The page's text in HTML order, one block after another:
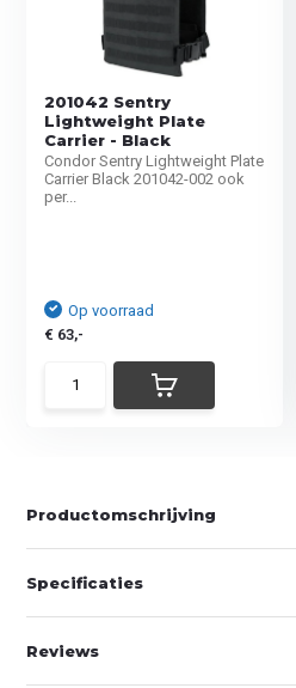
201042 Sentry
Lightweight Plate
Carrier - Black
Condor Sentry Lightweight Plate
Carrier Black 201042-002 ook
per...
Op voorraad
€ 63,-
Productomschrijving
Specificaties
Reviews